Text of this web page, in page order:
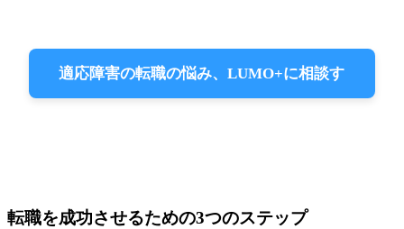
適応障害の転職の悩み、LUMO+に相談す
転職を成功させるための3つのステップ